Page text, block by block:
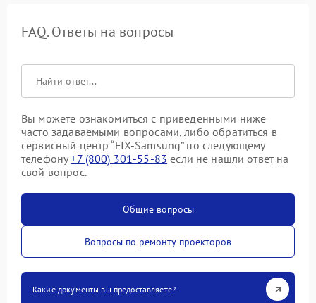
FAQ. Ответы на вопросы
Вы можете ознакомиться с приведенными ниже
часто задаваемыми вопросами, либо обратиться в
сервисный центр “FIX-Samsung” по следующему
телефону+7 (800) 301-55-83 если не нашли ответ на
свой вопрос.
Общие вопросы
Вопросы по ремонту проекторов
Какие документы вы предоставляете?